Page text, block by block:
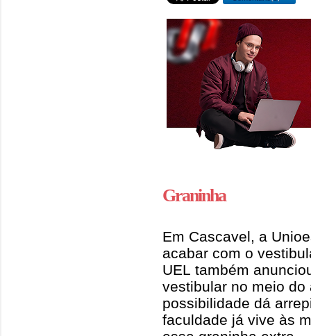
Graninha
Em Cascavel, a
acabar com o
UEL também
vestibular no meio
possibilidade dá
faculdade já vive às